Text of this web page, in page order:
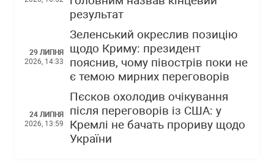
результат
29 ЛИПНЯ
2026, 14:33
Зеленський окреслив позицію
щодо Криму: президент
пояснив, чому півострів поки не
є темою мирних переговорів
24 ЛИПНЯ
2026, 13:59
Пєсков охолодив очікування
після переговорів із США: у
Кремлі не бачать прориву щодо
України